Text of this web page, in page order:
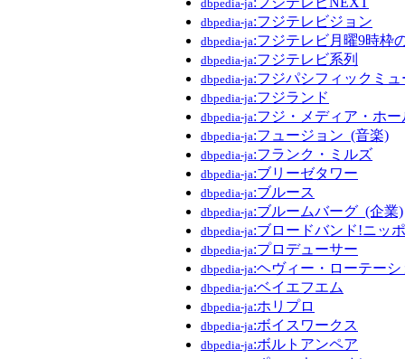
dbpedia-ja
dbpedia-ja:フジテレビジョン
dbpedia-ja:フジテレビ月曜9時枠
dbpedia-ja:フジテレビ系列
dbpedia-ja:フジパシフィックミ
dbpedia-ja:フジランド
dbpedia-ja:フジ・メディア・ホ
dbpedia-ja:フュージョン_(音楽)
dbpedia-ja:フランク・ミルズ
dbpedia-ja:ブリーゼタワー
dbpedia-ja:ブルース
dbpedia-ja:ブルームバーグ_(企業)
dbpedia-ja:ブロードバンド!ニッ
dbpedia-ja:プロデューサー
dbpedia-ja:ヘヴィー・ローテーシ
dbpedia-ja:ベイエフエム
dbpedia-ja:ホリプロ
dbpedia-ja:ボイスワークス
dbpedia-ja:ボルトアンペア